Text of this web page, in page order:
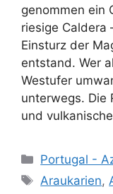
genommen ein
riesige Caldera
Einsturz der
entstand. Wer
Westufer
unterwegs. Die
und
Kategorien
Portugal -
Araukarien,